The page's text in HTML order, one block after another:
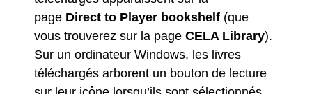
page Direct to Player bookshelf (que
vous trouverez sur la page CELA Library).
Sur un ordinateur Windows, les livres
téléchargés arborent un bouton de lecture